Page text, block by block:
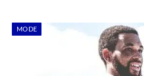
MODE